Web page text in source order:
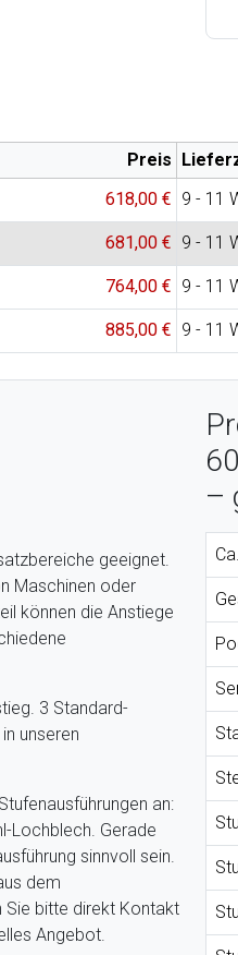
Preis
618,00 € 9 - 11
681,00 € 9 - 11
764,00 € 9 - 11
885,00 € 9 - 11
geeignet.
Maschinen oder
können die Anstiege
3 Standard-
unseren
an:
Lochblech. Gerade
sinnvoll sein.
dem
Sie bitte direkt Kontakt
Angebot.
–